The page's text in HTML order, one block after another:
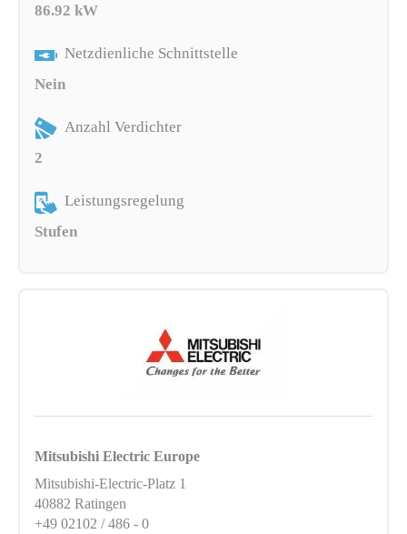
86.92 kW
Netzdienliche Schnittstelle
Nein
Anzahl Verdichter
2
Leistungsregelung
Stufen
Mitsubishi Electric Europe
Mitsubishi-Electric-Platz 1
40882 Ratingen
+49 02102 / 486 - 0